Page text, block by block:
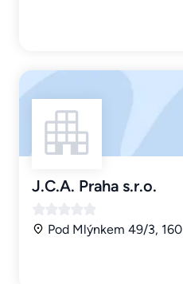
J.C.A. Praha s.r.o.
Pod Mlýnkem 49/3,